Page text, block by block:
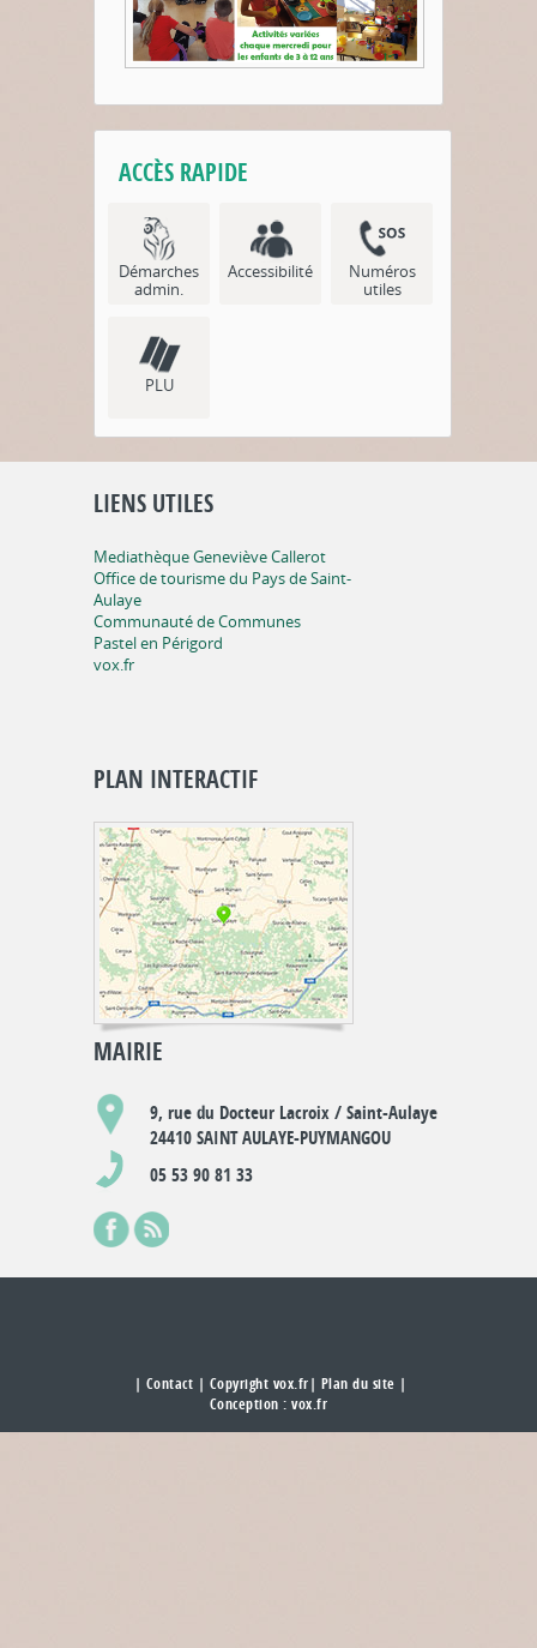
ACCÈS RAPIDE
Démarches
admin.
Accessibilité
Numéros
utiles
PLU
LIENS UTILES
Mediathèque Geneviève Callerot
Office de tourisme du Pays de Saint-
Aulaye
Communauté de Communes
Pastel en Périgord
vox.fr
PLAN INTERACTIF
MAIRIE
9, rue du Docteur Lacroix / Saint-Aulaye
24410 SAINT AULAYE-PUYMANGOU
05 53 90 81 33
| Contact | Copyright vox.fr| Plan du site |
Conception :vox.fr